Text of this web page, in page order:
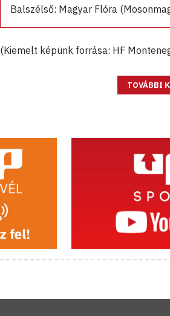
Balszélső: Magyar Flóra
(Kiemelt képünk forrása: HF
TOVÁBBI